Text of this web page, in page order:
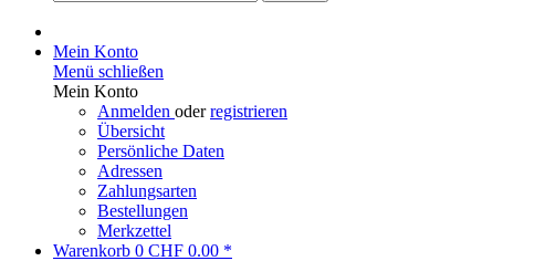
Mein Konto
Menü schließen
Mein Konto
Anmelden oderregistrieren
Übersicht
Persönliche Daten
Adressen
Zahlungsarten
Bestellungen
Merkzettel
Warenkorb 0 CHF 0.00 *